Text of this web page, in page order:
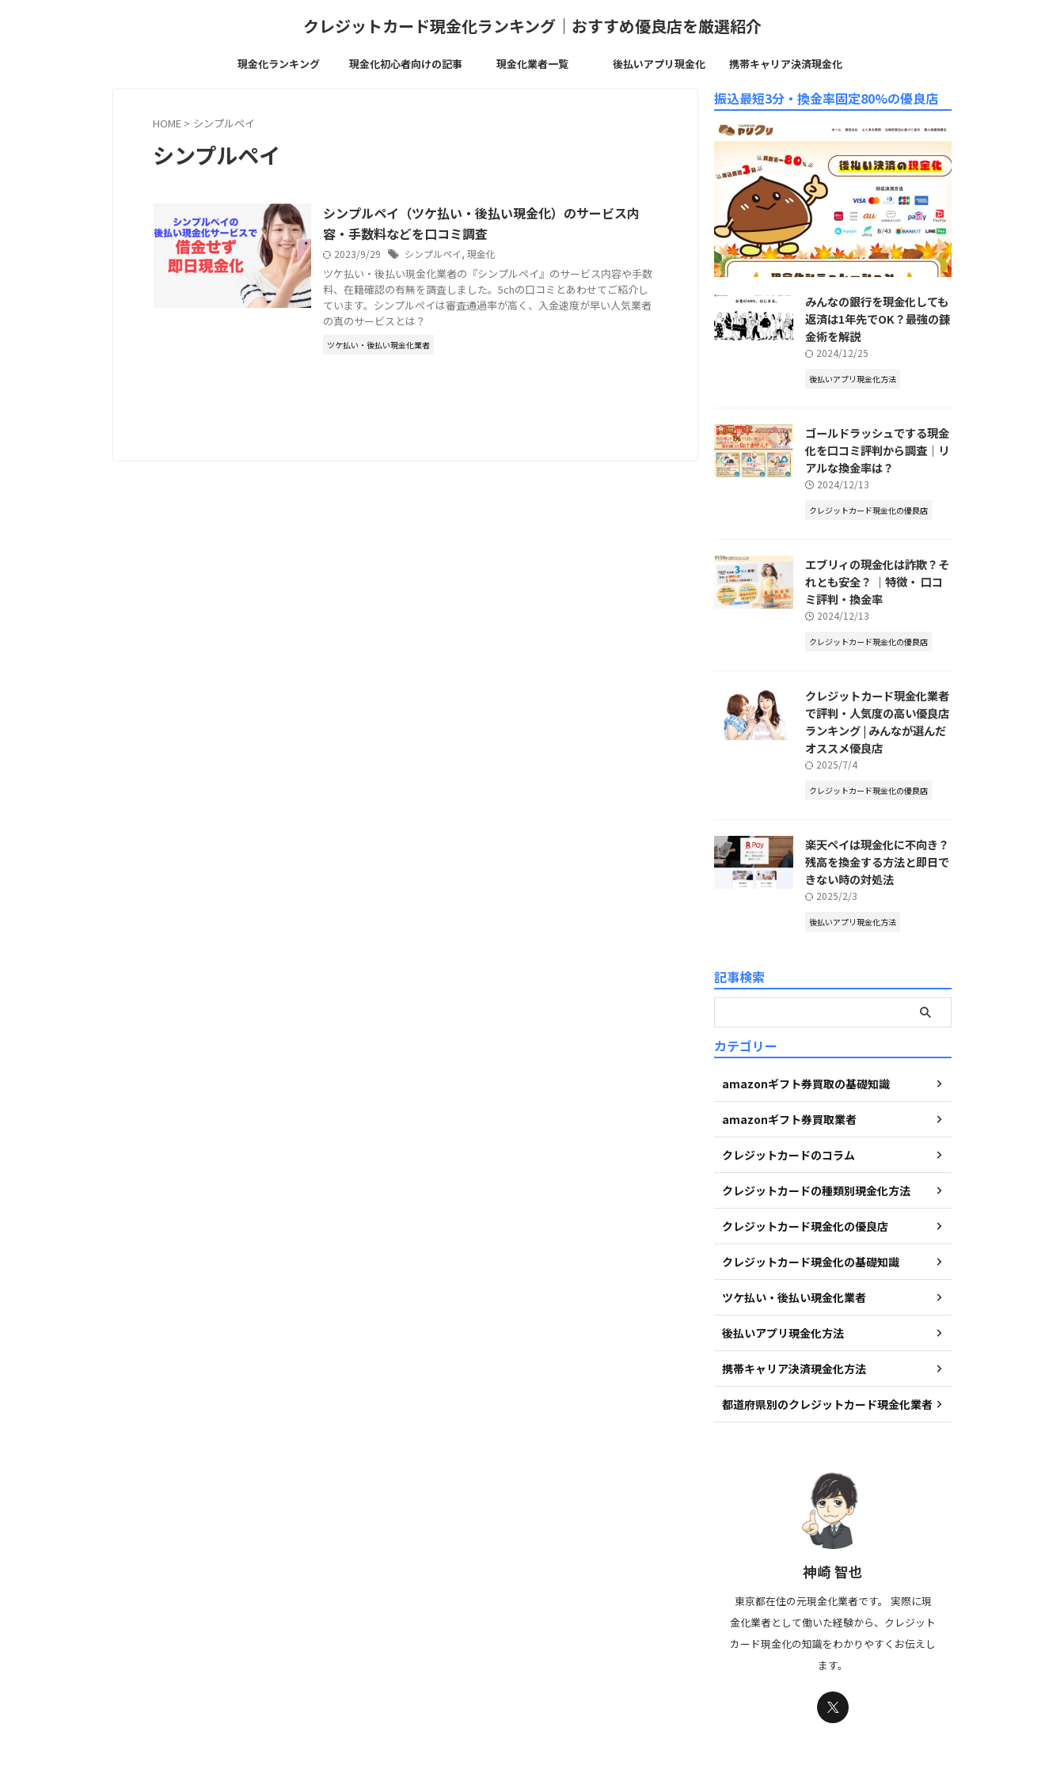
クレジットカード現金化ランキング｜おすすめ優良店を厳選紹介
現金化ランキング 現金化初心者向けの記事 現金化業者一覧 後払いアプリ現金化 携帯キャリア決済現金化
HOME > シンプルペイ
シンプルペイ
シンプルペイ（ツケ払い・後払い現金化）のサービス内
容・手数料などを口コミ調査
2023/9/29 シンプルペイ, 現金化
ツケ払い・後払い現金化業者の『シンプルペイ』のサービス内容や手数
料、在籍確認の有無を調査しました。5chの口コミとあわせてご紹介し
ています。シンプルペイは審査通過率が高く、入金速度が早い人気業者
の真のサービスとは？
ツケ払い・後払い現金化業者
振込最短3分・換金率固定80%の優良店
みんなの銀行を現金化しても
返済は1年先でOK？最強の錬
金術を解説
2024/12/25
後払いアプリ現金化方法
ゴールドラッシュでする現金
化を口コミ評判から調査｜リ
アルな換金率は？
2024/12/13
クレジットカード現金化の優良店
エブリィの現金化は詐欺？そ
れとも安全？ ｜特徴・ 口コ
ミ評判・換金率
2024/12/13
クレジットカード現金化の優良店
クレジットカード現金化業者
で評判・人気度の高い優良店
ランキング | みんなが選んだ
オススメ優良店
2025/7/4
クレジットカード現金化の優良店
楽天ペイは現金化に不向き？
残高を換金する方法と即日で
きない時の対処法
2025/2/3
後払いアプリ現金化方法
記事検索
カテゴリー
amazonギフト券買取の基礎知識
amazonギフト券買取業者
クレジットカードのコラム
クレジットカードの種類別現金化方法
クレジットカード現金化の優良店
クレジットカード現金化の基礎知識
ツケ払い・後払い現金化業者
後払いアプリ現金化方法
携帯キャリア決済現金化方法
都道府県別のクレジットカード現金化業者
神崎 智也
東京都在住の元現金化業者です。 実際に現
金化業者として働いた経験から、クレジット
カード現金化の知識をわかりやすくお伝えし
ます。